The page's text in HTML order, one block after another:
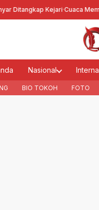
Kejari Cuaca
Nasional
BIO TOKOH FOTO